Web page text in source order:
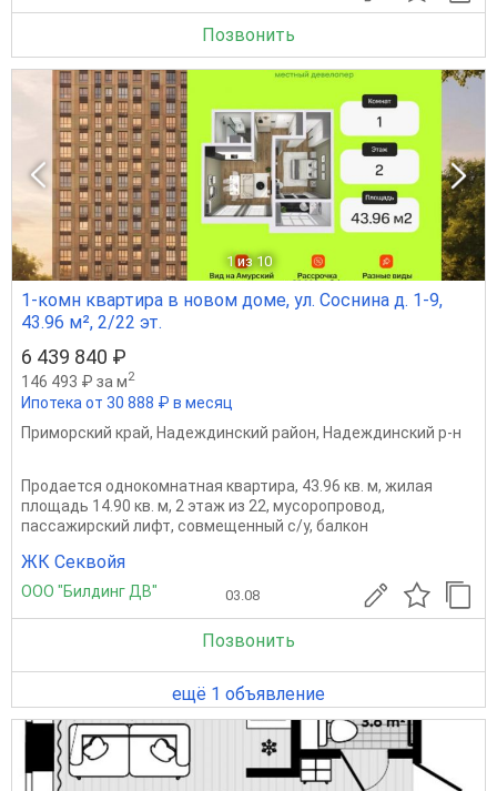
Позвонить
1 из 10
1-комн квартира в новом доме, ул. Соснина д. 1-9,
43.96 м², 2/22 эт.
6 439 840 ₽
146 493 ₽ за м2
Ипотека от 30 888 ₽ в месяц
Приморский край, Надеждинский район, Надеждинский р-н
Продается однокомнатная квартира, 43.96 кв. м, жилая
площадь 14.90 кв. м, 2 этаж из 22, мусоропровод,
пассажирский лифт, совмещенный с/у, балкон
ЖК Секвойя
ООО "Билдинг ДВ" 03.08
Позвонить
ещё 1 объявление